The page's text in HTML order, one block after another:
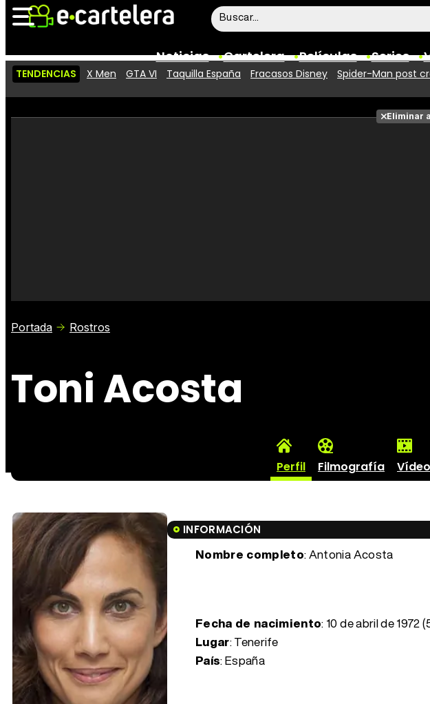
Noticias Cartelera Películas Series
Vídeos
Taquilla
TENDENCIAS X Men GTA VI Taquilla España Fracasos Disney Spider-Man post
Eliminar
Portada Rostros
Toni Acosta
Perfil Filmografía
INFORMACIÓN
Nombre completo: Antonia Acosta
Fecha de nacimiento: 10 de abril de 1972
Lugar: Tenerife
País: España